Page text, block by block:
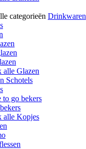
categorieën Drinkwaren
alle Glazen
Schotels
go bekers
alle Kopjes